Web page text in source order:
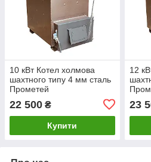
10 кВт Котел холмова
шахтного типу 4 мм сталь
Прометей
22 500 ₴
Купити
12
23